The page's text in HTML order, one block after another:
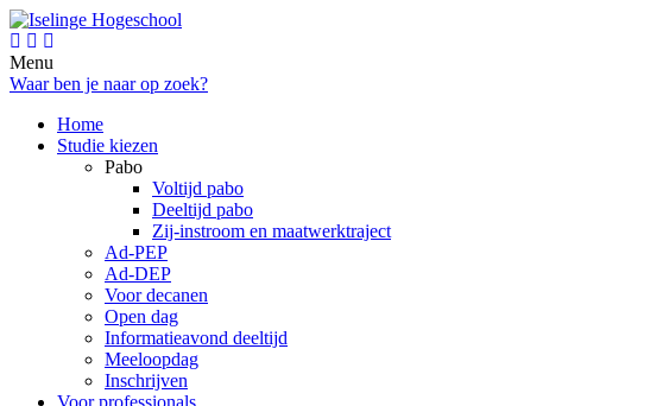
Menu
Waar ben je naar op zoek?
Home
Studie kiezen
Pabo
Voltijd pabo
Deeltijd pabo
Zij-instroom en maatwerktraject
Ad-PEP
Ad-DEP
Voor decanen
Open dag
Informatieavond deeltijd
Meeloopdag
Inschrijven
Voor professionals